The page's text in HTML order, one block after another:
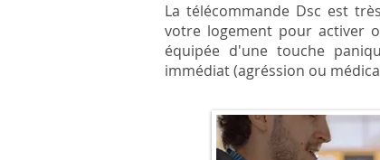
La télécommande Dsc est
votre logement pour activer
équipée d'une touche
immédiat (agréssion ou